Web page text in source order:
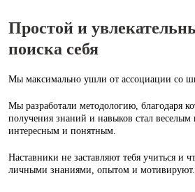
Простой и
поиска себя
Мы максимально ушли от ассоциации со
Мы разработали методологию, благодаря
получения знаний и навыков стал
интересным и понятным.
Наставники не заставляют тебя учиться и
личными знаниями, опытом и мотивируют.